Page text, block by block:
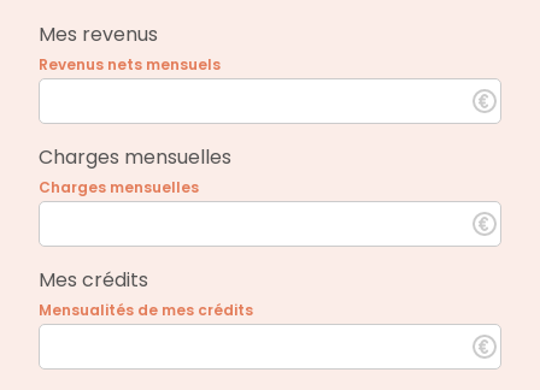
Mes revenus
Revenus nets mensuels
Charges mensuelles
Charges mensuelles
Mes crédits
Mensualités de mes crédits